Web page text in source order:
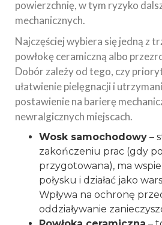
powierzchnię, w tym ryzyko
mechanicznych.
Najczęściej wybiera się jedną z
powłokę ceramiczną albo
Dobór zależy od tego, czy
ułatwienie pielęgnacji i
postawienie na barierę
newralgicznych miejscach.
Wosk samochodowy –
zakończeniu prac (gdy
przygotowana), ma
połysku i działać jako
Wpływa na ochronę
oddziaływanie